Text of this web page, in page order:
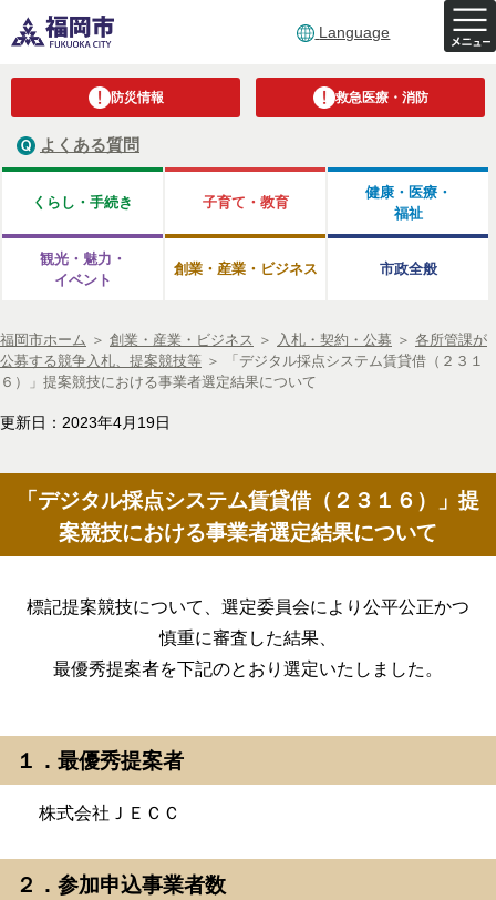
Language
防災情報 救急医療・消防
よくある質問
くらし・手続き 子育て・教育
健康・医療・
福祉
観光・魅力・
イベント
創業・産業・ビジネス 市政全般
福岡市ホーム ＞ 創業・産業・ビジネス ＞ 入札・契約・公募 ＞ 各所管課が
公募する競争入札、提案競技等 ＞
「デジタル採点システム賃貸借（２３１
６）」提案競技における事業者選定結果について
更新日：2023年4月19日
「デジタル採点システム賃貸借（２３１６）」提
案競技における事業者選定結果について
標記提案競技について、選定委員会により公平公正かつ
慎重に審査した結果、
最優秀提案者を下記のとおり選定いたしました。
１．最優秀提案者
株式会社ＪＥＣＣ
２．参加申込事業者数